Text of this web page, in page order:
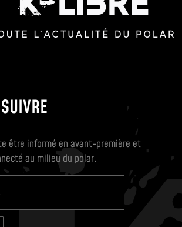
être informé en avant-première et
au milieu du polar.